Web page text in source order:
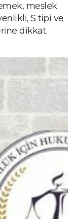
meslek
S tipi ve
dikkat